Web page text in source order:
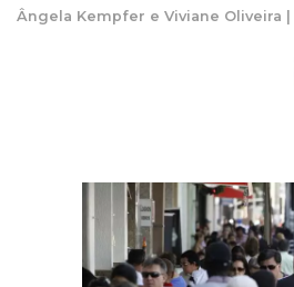
Ângela Kempfer e Viviane Oliveira |